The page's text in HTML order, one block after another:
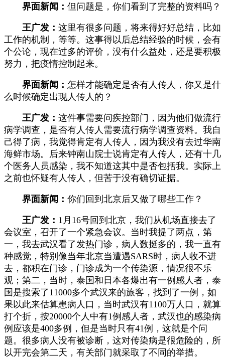
界面新闻： 但问题是，你们看到了完整的资料吗？
王广发： 这里有很多问题，将来得好好总结，比如
工作的机制，等等。这事得以后总结经验的时候，会有
个公论，现在过多的评价，没有什么益处，还是要积极
努力，把疫情控制起来。
界面新闻： 怎样才能确定是否有人传人，你又是什
么时候确定出现人传人的？
王广发： 这件事需要问疾控部门，因为他们做流行
病学调查，是否有人传人需要流行病学调查资料。我自
己得了病，我觉得肯定有人传人，因为我没有去过华南
海鲜市场。后来钟南山院士说肯定有人传人，还有十几
个医务人员感染，我不知道这其中是否包括我。实际上
之前也怀疑有人传人，但苦于没有确切证据。
界面新闻： 你们回到北京后又做了哪些工作？
王广发： 1月16号回到北京，我们从机场直接去了
会议室，召开了一个紧急会议。当时我提了两点，第
一，我去武汉看了发热门诊，病人数挺多的，我一直有
种感觉，特别像当年北京当遭遇SARS时，病人收不进
去，都积在门诊，门诊成为一个传染源，情况很不乐
观；第二，当时，泰国和日本各爆出有一例感人者，泰
国是搜索了11000多个武汉来的旅客，找到了一例，如
果以此来估算患病人口，当时武汉有1100万人口，就算
打个折，按20000个人中有1例感人者，武汉也的感染病
例应该是400多例，但是当时只有41例，这就是个问
题。很多病人没有被诊断，这对传染病是很危险的，所
以开完会第二天，有关部门就采取了不同的举措。